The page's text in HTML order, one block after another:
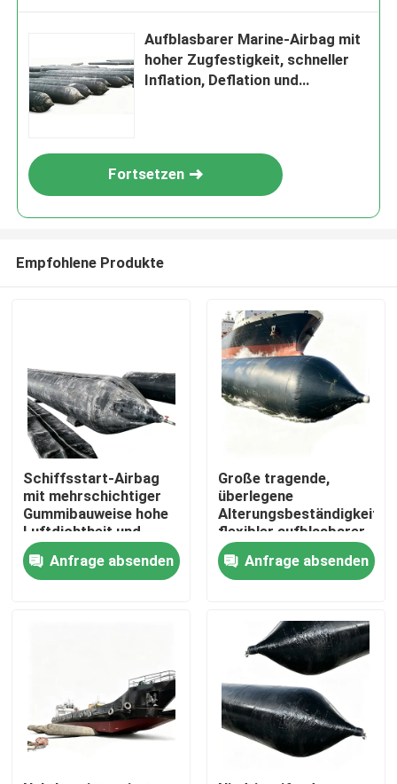
Produkte
Videos
Aufblasbarer Marine-Airbag mit
hoher Zugfestigkeit, schneller
Inflation, Deflation und
Fortsetzen
Empfohlene Produkte
Schiffsstart-Airbag
mit mehrschichtiger
Gummibauweise hohe
Luftdichtheit und
starke Anti-Abrasion
Anfrage absenden
Große tragende,
überlegene
Alterungsbeständigkeit,
flexibler aufblasbarer
Schiffsstartballon-
Marine-Airbag
Anfrage absenden